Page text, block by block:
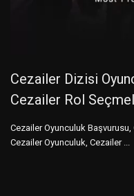
Cezailer Dizisi
Cezailer Rol
Cezailer Oyunculuk
Cezailer Oyunculuk, Cezailer ...